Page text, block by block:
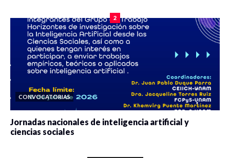
2
CONVOCATORIAS
Jornadas nacionales de inteligencia artificial y
ciencias sociales